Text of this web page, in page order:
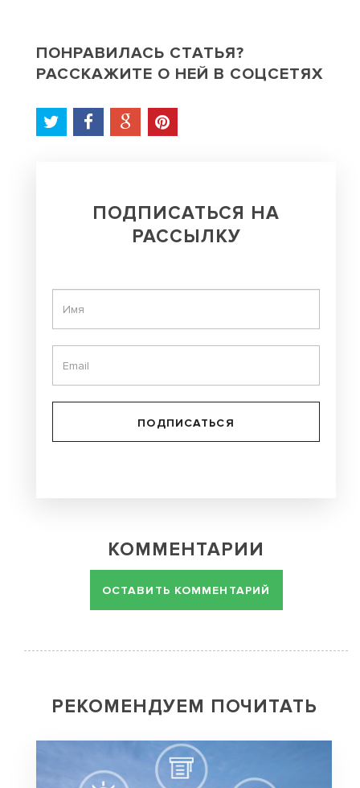
ПОНРАВИЛАСЬ СТАТЬЯ?
РАССКАЖИТЕ О НЕЙ В СОЦСЕТЯХ
ПОДПИСАТЬСЯ НА
РАССЫЛКУ
ПОДПИСАТЬСЯ
КОММЕНТАРИИ
ОСТАВИТЬ КОММЕНТАРИЙ
РЕКОМЕНДУЕМ ПОЧИТАТЬ